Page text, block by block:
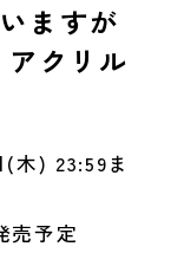
ますが
クリル
(木) 23:59ま
売予定